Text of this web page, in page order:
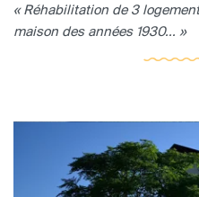
« Réhabilitation de 3
maison des années 1930... »